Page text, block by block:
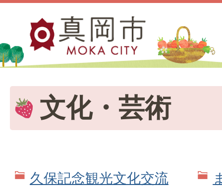
文化・芸術
久保記念観光文化交流